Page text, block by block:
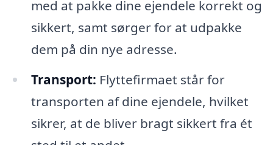
med at pakke dine ejendele korrekt og
sikkert, samt sørger for at udpakke
dem på din nye adresse.
Transport: Flyttefirmaet står for
transporten af dine ejendele, hvilket
sikrer, at de bliver bragt sikkert fra ét